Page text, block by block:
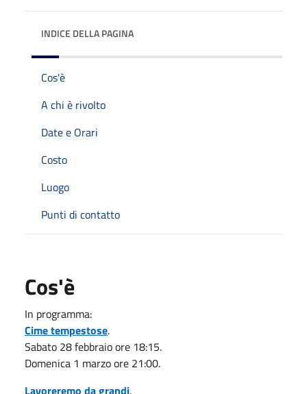
INDICE DELLA PAGINA
Cos'è
A chi è rivolto
Date e Orari
Costo
Luogo
Punti di contatto
Cos'è
In programma:
Cime tempestose.
Sabato 28 febbraio ore 18:15.
Domenica 1 marzo ore 21:00.
Lavoreremo da grandi.